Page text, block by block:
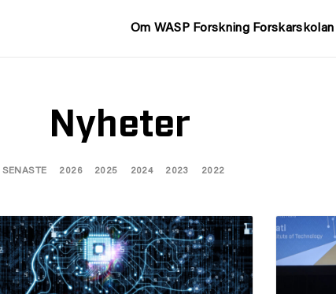
Om WASP Forskning Forskarskolan
Nyheter
SENASTE 2026 2025 2024 2023 2022